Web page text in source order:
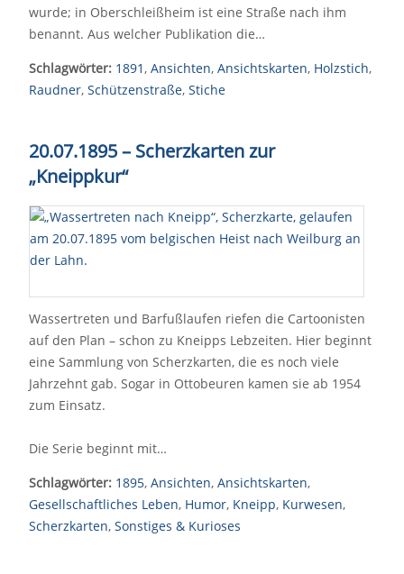
wurde; in Oberschleißheim ist eine Straße nach ihm
benannt. Aus welcher Publikation die…
Schlagwörter: 1891, Ansichten, Ansichtskarten, Holzstich,
Raudner, Schützenstraße, Stiche
20.07.1895 – Scherzkarten zur
„Kneippkur“
Wassertreten und Barfußlaufen riefen die Cartoonisten
auf den Plan – schon zu Kneipps Lebzeiten. Hier beginnt
eine Sammlung von Scherzkarten, die es noch viele
Jahrzehnt gab. Sogar in Ottobeuren kamen sie ab 1954
zum Einsatz.
Die Serie beginnt mit…
Schlagwörter: 1895, Ansichten, Ansichtskarten,
Gesellschaftliches Leben, Humor, Kneipp, Kurwesen,
Scherzkarten, Sonstiges & Kurioses